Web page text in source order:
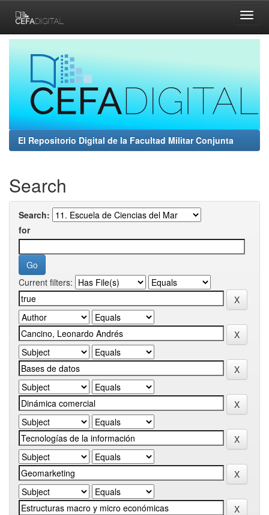
navigation
El Repositorio Digital de la Facultad Militar Conjunta
Search
Search:
for
Current filters: